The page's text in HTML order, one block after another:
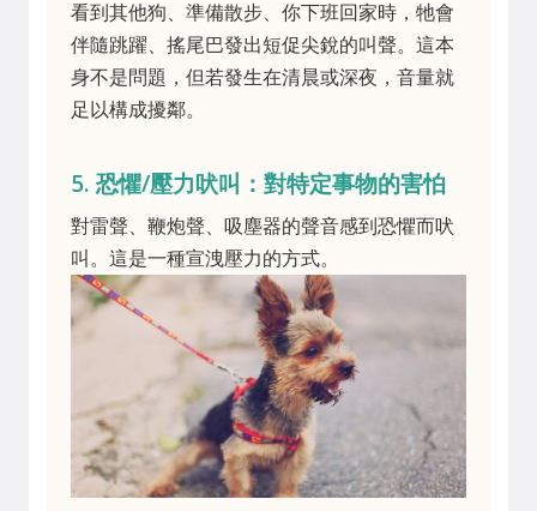
看到其他狗、準備散步、你下班回家時，牠會
伴隨跳躍、搖尾巴發出短促尖銳的叫聲。這本
身不是問題，但若發生在清晨或深夜，音量就
足以構成擾鄰。
5. 恐懼/壓力吠叫：對特定事物的害怕
對雷聲、鞭炮聲、吸塵器的聲音感到恐懼而吠
叫。這是一種宣洩壓力的方式。